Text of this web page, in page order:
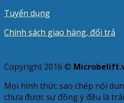
Tuyển dụng
Chính sách giao hàng, đổi trả
Copyright 2016 ©
Mọi hình thức sao chép nội
chưa được sự đồng ý đều là